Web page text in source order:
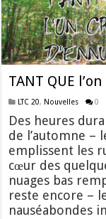
TANT QUE
LTC 20, Nouvelles 0
Des heures
de l’automne –
emplissent les
cœur des
nuages bas
reste encore –
nauséabondes